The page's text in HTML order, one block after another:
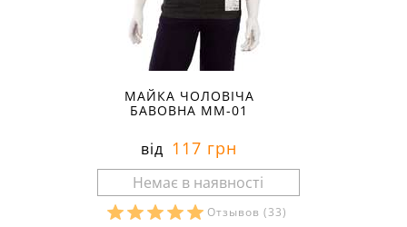
МАЙКА ЧОЛОВІЧА
БАВОВНА ММ-01
від 117 грн
Отзывов (33)